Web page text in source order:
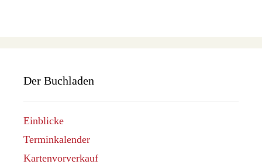
Der Buchladen
Einblicke
Terminkalender
Kartenvorverkauf